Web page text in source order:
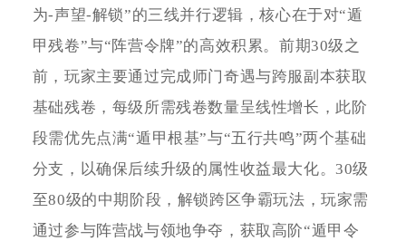
为-声望-解锁”的三线并行逻辑，核心在于对“遁
甲残卷”与“阵营令牌”的高效积累。前期30级之
前，玩家主要通过完成师门奇遇与跨服副本获取
基础残卷，每级所需残卷数量呈线性增长，此阶
段需优先点满“遁甲根基”与“五行共鸣”两个基础
分支，以确保后续升级的属性收益最大化。30级
至80级的中期阶段，解锁跨区争霸玩法，玩家需
通过参与阵营战与领地争夺，获取高阶“遁甲令